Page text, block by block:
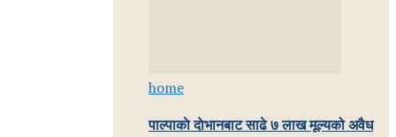
home
पाल्पाकाे दाेभानबाट साढे ७ लाख मूल्यको अवैध